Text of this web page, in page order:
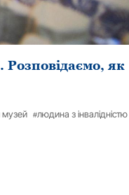
як
музей людина з інвалідністю